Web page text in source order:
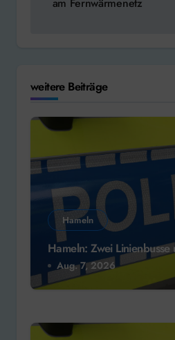
am Fernwärmenetz
weitere Beiträge
Hameln
Hameln: Zwei
Aug. 7, 2026